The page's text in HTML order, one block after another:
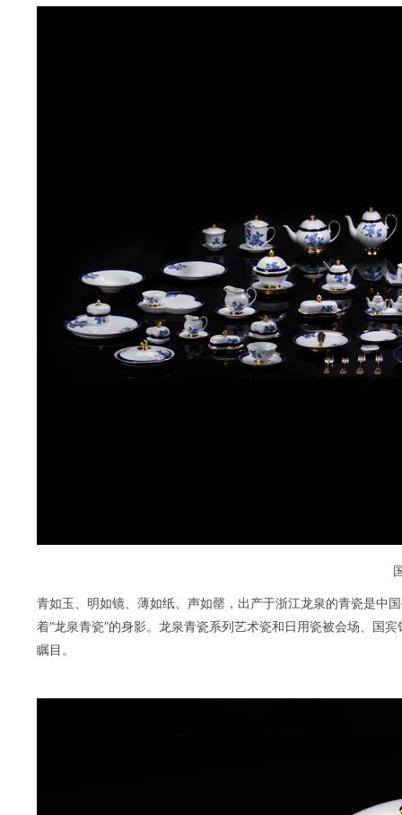
青如玉、明如镜、薄如纸、声如罄，出产于浙江龙泉的青瓷是中
着“龙泉青瓷”的身影。龙泉青瓷系列艺术瓷和日用瓷被会场、国
瞩目。